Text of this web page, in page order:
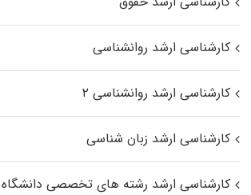
کارشناسی ارشد روانشناسی
کارشناسی ارشد روانشناسی ۲
کارشناسی ارشد زبان شناسی
کارشناسی ارشد رﺷﺘﻪ ﻫﺎی تخصصی داﻧﺸﮕﺎه